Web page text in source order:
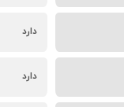
دارد
دارد